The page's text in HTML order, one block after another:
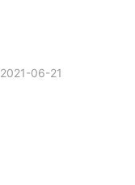
2021-06-21